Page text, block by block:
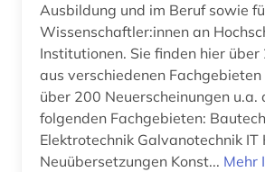
Ausbildung und im Beruf sowie
Wissenschaftler:innen an
Institutionen. Sie finden hier über
aus verschiedenen
über 200 Neuerscheinungen u.a.
folgenden Fachgebieten: Bautechnik
Elektrotechnik Galvanotechnik IT
Neuübersetzungen Konst... Mehr